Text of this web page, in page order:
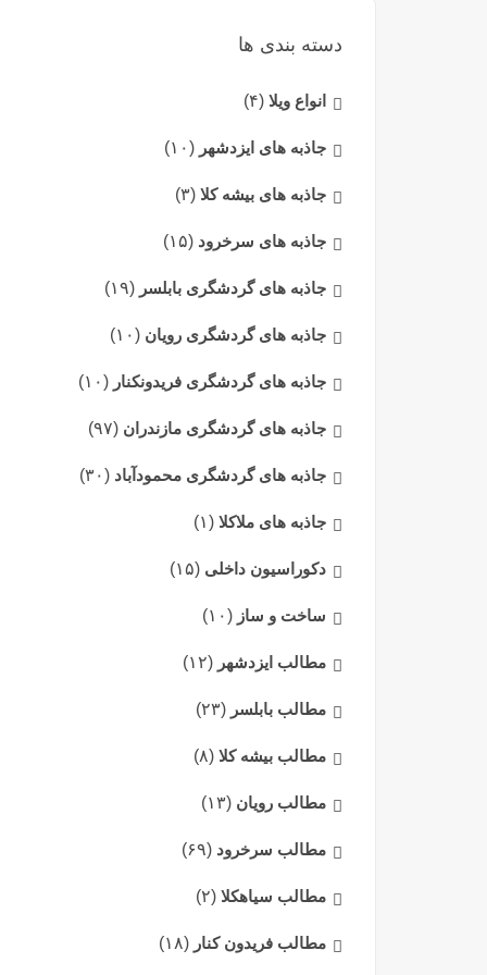
دسته بندی ها
انواع ویلا (۴)
جاذبه های ایزدشهر (۱۰)
جاذبه های بیشه کلا (۳)
جاذبه های سرخرود (۱۵)
جاذبه های گردشگری بابلسر (۱۹)
جاذبه های گردشگری رویان (۱۰)
جاذبه های گردشگری فریدونکنار (۱۰)
جاذبه های گردشگری مازندران (۹۷)
جاذبه های گردشگری محمودآباد (۳۰)
جاذبه های ملاکلا (۱)
دکوراسیون داخلی (۱۵)
ساخت و ساز (۱۰)
مطالب ایزدشهر (۱۲)
مطالب بابلسر (۲۳)
مطالب بیشه کلا (۸)
مطالب رویان (۱۳)
مطالب سرخرود (۶۹)
مطالب سیاهکلا (۲)
مطالب فریدون کنار (۱۸)